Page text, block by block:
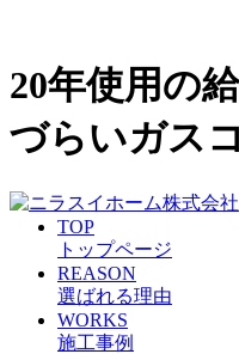
20年使用の
づらいガス
TOP
トップページ
REASON
選ばれる理由
WORKS
施工事例